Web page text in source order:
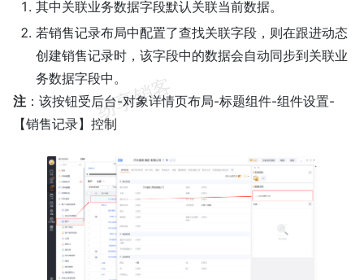
其中关联业务数据字段默认关联当前数据。
若销售记录布局中配置了查找关联字段，则在跟进动态
创建销售记录时，该字段中的数据会自动同步到关联业
务数据字段中。
注 ：该按钮受后台-对象详情页布局-标题组件-组件设置-
【销售记录】控制